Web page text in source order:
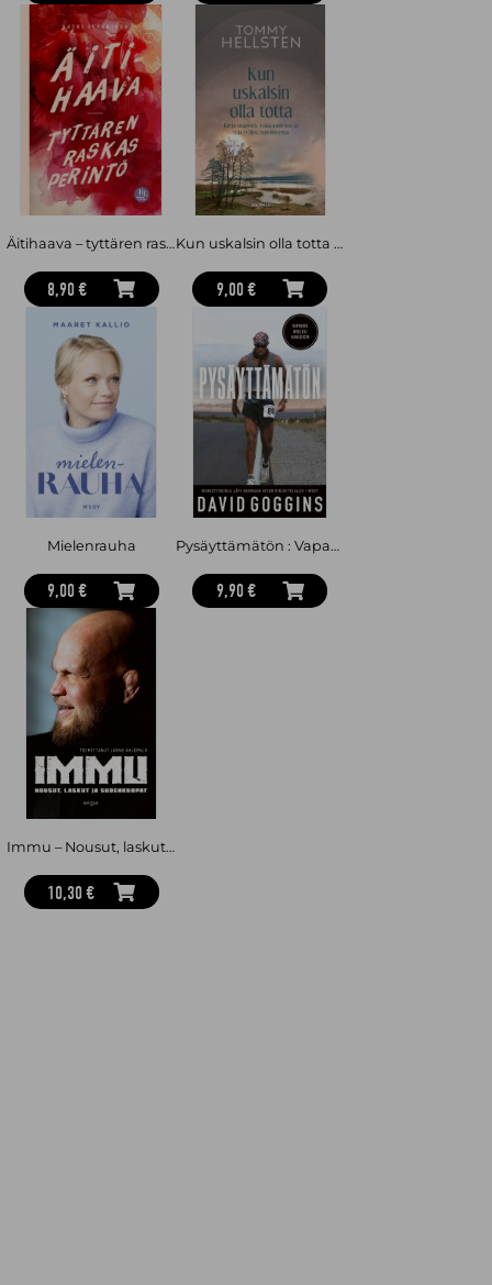
Äitihaava – tyttären raskas perintö
8,90 €
Kun uskalsin olla totta : Kirja uskosta, rakkaudesta ja näkyväksi tulemisesta
9,00 €
Mielenrauha
9,00 €
Pysäyttämätön : Vapaudu mielesi kahleista
9,90 €
Immu – Nousut, laskut ja sudenkuopat
10,30 €